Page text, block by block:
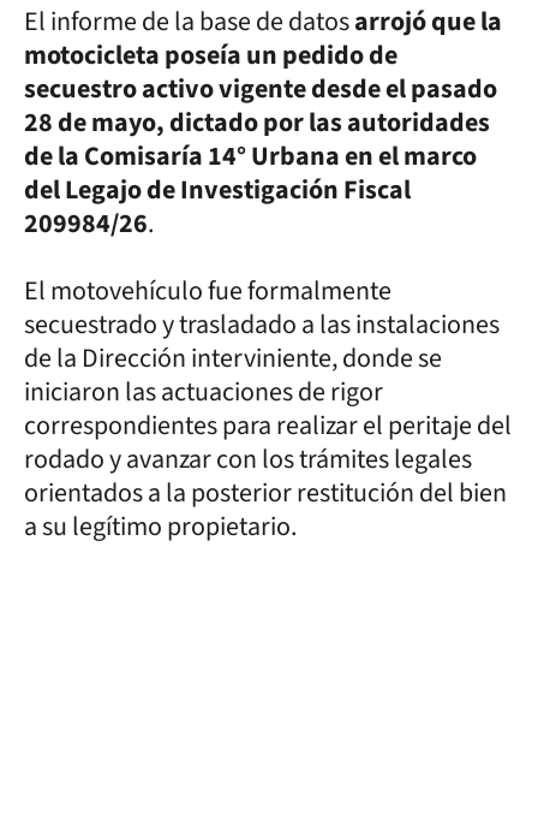
El informe de la base de datosarrojó que la
motocicleta poseía un pedido de
secuestro activo vigente desde el pasado
28 de mayo, dictado por las autoridades
de la Comisaría 14° Urbana en el marco
del Legajo de Investigación Fiscal
209984/26.
El motovehículo fue formalmente
secuestrado y trasladado a las instalaciones
de la Dirección interviniente, donde se
iniciaron las actuaciones de rigor
correspondientes para realizar el peritaje del
rodado y avanzar con los trámites legales
orientados a la posterior restitución del bien
a su legítimo propietario.